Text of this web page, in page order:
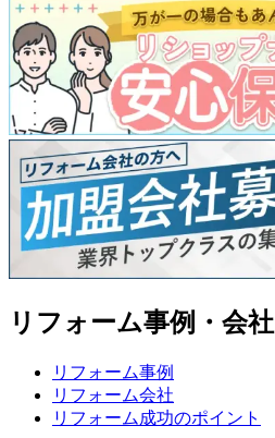
リフォーム事例・会社
リフォーム事例
リフォーム会社
リフォーム成功のポイント